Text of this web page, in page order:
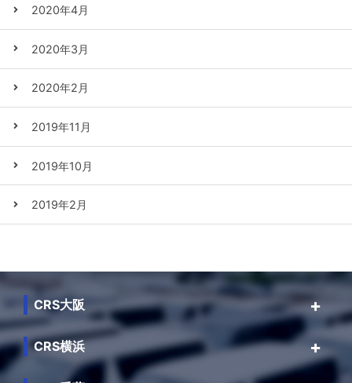
2020年4月
2020年3月
2020年2月
2019年11月
2019年10月
2019年2月
CRS大阪
CRS横浜